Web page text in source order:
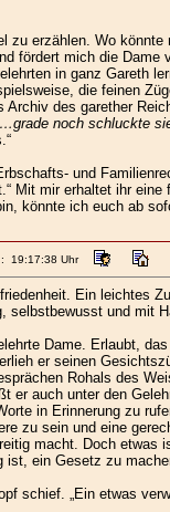
zu erzählen. Wo
fördert mich die
in ganz Gareth
die feinen
Archiv des garether
noch schluckte
und
Mit mir erhaltet ihr
könnte ich euch ab
19:17:38 Uhr
Ein leichtes
selbstbewusst und mit
Dame. Erlaubt,
er seinen
Rohals des
er auch unter den
in Erinnerung zu
zu sein und eine
macht. Doch
ist, ein Gesetz zu
schief. „Ein etwas